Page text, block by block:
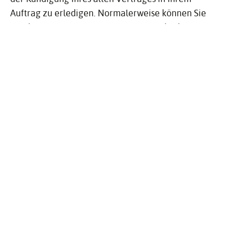
Auftrag zu erledigen. Normalerweise können Sie
mit ihm einen "All-inclusive-Vertrag" abschließen,